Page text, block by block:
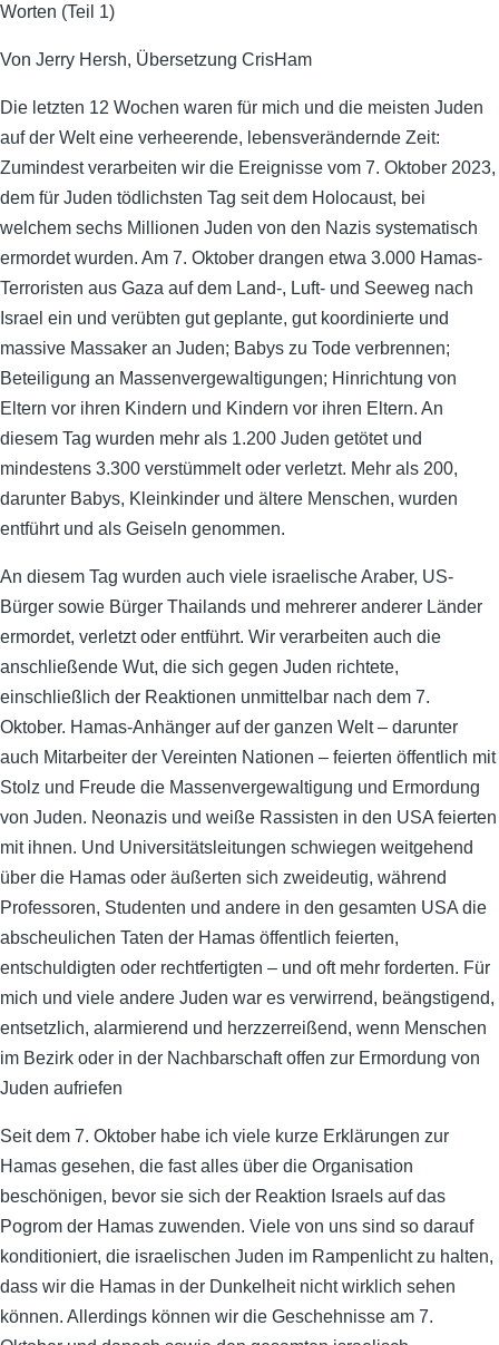
Worten (Teil 1)
Von Jerry Hersh, Übersetzung CrisHam
Die letzten 12 Wochen waren für mich und die meisten Juden
auf der Welt eine verheerende, lebensverändernde Zeit:
Zumindest verarbeiten wir die Ereignisse vom 7. Oktober 2023,
dem für Juden tödlichsten Tag seit dem Holocaust, bei
welchem sechs Millionen Juden von den Nazis systematisch
ermordet wurden. Am 7. Oktober drangen etwa 3.000 Hamas-
Terroristen aus Gaza auf dem Land-, Luft- und Seeweg nach
Israel ein und verübten gut geplante, gut koordinierte und
massive Massaker an Juden; Babys zu Tode verbrennen;
Beteiligung an Massenvergewaltigungen; Hinrichtung von
Eltern vor ihren Kindern und Kindern vor ihren Eltern. An
diesem Tag wurden mehr als 1.200 Juden getötet und
mindestens 3.300 verstümmelt oder verletzt. Mehr als 200,
darunter Babys, Kleinkinder und ältere Menschen, wurden
entführt und als Geiseln genommen.
An diesem Tag wurden auch viele israelische Araber, US-
Bürger sowie Bürger Thailands und mehrerer anderer Länder
ermordet, verletzt oder entführt. Wir verarbeiten auch die
anschließende Wut, die sich gegen Juden richtete,
einschließlich der Reaktionen unmittelbar nach dem 7.
Oktober. Hamas-Anhänger auf der ganzen Welt – darunter
auch Mitarbeiter der Vereinten Nationen – feierten öffentlich mit
Stolz und Freude die Massenvergewaltigung und Ermordung
von Juden. Neonazis und weiße Rassisten in den USA feierten
mit ihnen. Und Universitätsleitungen schwiegen weitgehend
über die Hamas oder äußerten sich zweideutig, während
Professoren, Studenten und andere in den gesamten USA die
abscheulichen Taten der Hamas öffentlich feierten,
entschuldigten oder rechtfertigten – und oft mehr forderten. Für
mich und viele andere Juden war es verwirrend, beängstigend,
entsetzlich, alarmierend und herzzerreißend, wenn Menschen
im Bezirk oder in der Nachbarschaft offen zur Ermordung von
Juden aufriefen
Seit dem 7. Oktober habe ich viele kurze Erklärungen zur
Hamas gesehen, die fast alles über die Organisation
beschönigen, bevor sie sich der Reaktion Israels auf das
Pogrom der Hamas zuwenden. Viele von uns sind so darauf
konditioniert, die israelischen Juden im Rampenlicht zu halten,
dass wir die Hamas in der Dunkelheit nicht wirklich sehen
können. Allerdings können wir die Geschehnisse am 7.